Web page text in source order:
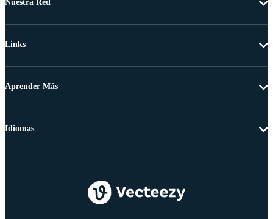
Nuestra Red
Links
Aprender Más
Idiomas